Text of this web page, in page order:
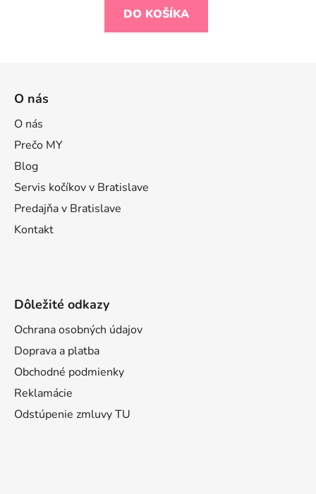
DO KOŠÍKA
O nás
O nás
Prečo MY
Blog
Servis kočíkov v Bratislave
Predajňa v Bratislave
Kontakt
Dôležité odkazy
Ochrana osobných údajov
Doprava a platba
Obchodné podmienky
Reklamácie
Odstúpenie zmluvy TU